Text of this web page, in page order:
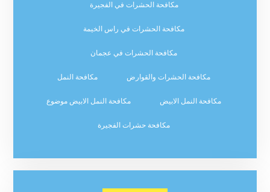
مكافحة الحشرات في الفجيرة
مكافحة الحشرات في راس الخيمة
مكافحة الحشرات في عجمان
مكافحة الحشرات والقوارض مكافحة النمل
مكافحة النمل الابيض مكافحة النمل الابيض موضوع
مكافحة حشرات الفجيرة